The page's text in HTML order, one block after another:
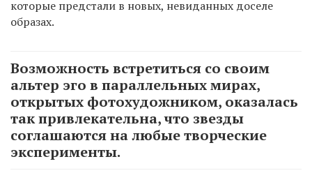
которые предстали в новых, невиданных доселе
образах.
Возможность встретиться со своим
альтер эго в параллельных мирах,
открытых фотохудожником, оказалась
так привлекательна, что звезды
соглашаются на любые творческие
эксперименты.